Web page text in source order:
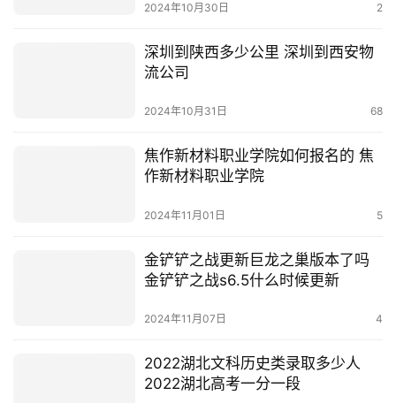
2024年10月30日 2
深圳到陕西多少公里 深圳到西安物
流公司
2024年10月31日 68
焦作新材料职业学院如何报名的 焦
作新材料职业学院
2024年11月01日 5
金铲铲之战更新巨龙之巢版本了吗
金铲铲之战s6.5什么时候更新
2024年11月07日 4
2022湖北文科历史类录取多少人
2022湖北高考一分一段